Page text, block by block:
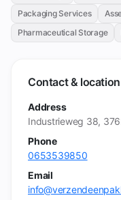
Packaging Services
Pharmaceutical Storage
Contact & location
Address
Industrieweg 38,
Phone
0653539850
Email